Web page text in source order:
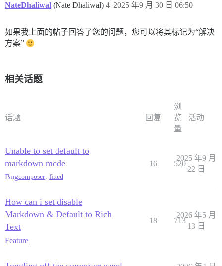
NateDhaliwal (Nate Dhaliwal) 2025 年9 月 30 日 06:50
4
如果我上面的帖子回答了您的问题，您可以将其标记为“解决
方案”
相关话题
话题 回复
浏
览
量
活动
Unable to set default to
markdown mode
Bugcomposer, fixed
16 520
2025 年9 月
22 日
How can i set disable
Markdown & Default to Rich
Text
Feature
18 713
2026 年5 月
13 日